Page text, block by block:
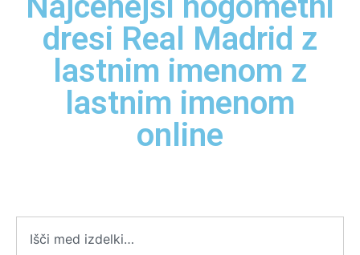
dresi Real Madrid z
lastnim imenom z
lastnim imenom
online